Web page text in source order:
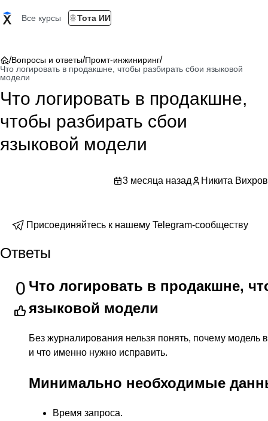
Все курсы Тота ИИ
/Вопросы и ответы/Промт-инжиниринг/
Что логировать в продакшне, чтобы разбирать сбои языковой
модели
Что логировать в продакшне,
чтобы разбирать сбои
языковой модели
3 месяца назад Никита Вихров
Присоединяйтесь к нашему Telegram-сообществу
Ответы
0 Что логировать в продакшне,
языковой модели
Без журналирования нельзя понять, почему модель
и что именно нужно исправить.
Минимально необходимые
Время запроса.